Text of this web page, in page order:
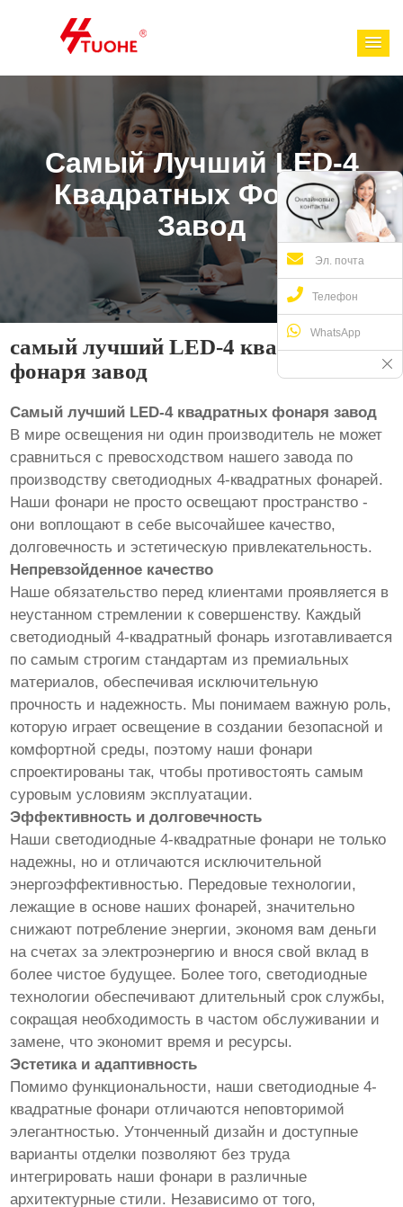
Самый Лучший LED-4
Квадратных Фонаря
Завод
самый лучший LED-4 квадратных
фонаря завод
Самый лучший LED-4 квадратных фонаря завод
В мире освещения ни один производитель не может
сравниться с превосходством нашего завода по
производству светодиодных 4-квадратных фонарей.
Наши фонари не просто освещают пространство -
они воплощают в себе высочайшее качество,
долговечность и эстетическую привлекательность.
Непревзойденное качество
Наше обязательство перед клиентами проявляется в
неустанном стремлении к совершенству. Каждый
светодиодный 4-квадратный фонарь изготавливается
по самым строгим стандартам из премиальных
материалов, обеспечивая исключительную
прочность и надежность. Мы понимаем важную роль,
которую играет освещение в создании безопасной и
комфортной среды, поэтому наши фонари
спроектированы так, чтобы противостоять самым
суровым условиям эксплуатации.
Эффективность и долговечность
Наши светодиодные 4-квадратные фонари не только
надежны, но и отличаются исключительной
энергоэффективностью. Передовые технологии,
лежащие в основе наших фонарей, значительно
снижают потребление энергии, экономя вам деньги
на счетах за электроэнергию и внося свой вклад в
более чистое будущее. Более того, светодиодные
технологии обеспечивают длительный срок службы,
сокращая необходимость в частом обслуживании и
замене, что экономит время и ресурсы.
Эстетика и адаптивность
Помимо функциональности, наши светодиодные 4-
квадратные фонари отличаются неповторимой
элегантностью. Утонченный дизайн и доступные
варианты отделки позволяют без труда
интегрировать наши фонари в различные
архитектурные стили. Независимо от того,
Эл. почта
Телефон
WhatsApp